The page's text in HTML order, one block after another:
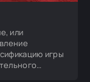
или
игры